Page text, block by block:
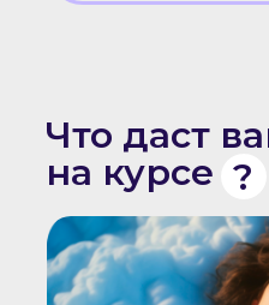
Что даст
на курсе ?